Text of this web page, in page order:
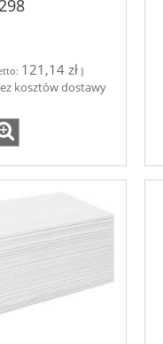
121,14 zł )
kosztów dostawy